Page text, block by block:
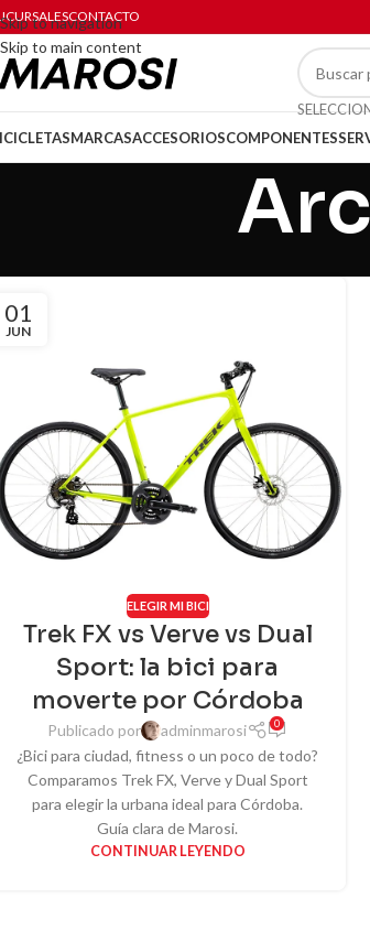
Skip to navigation
Skip to main content
CONTACTO
MARCASACCESORIOSCOMPONENTES
01
JUN
ELEGIR MI BICI
Trek FX vs Verve vs Dual
Sport: la bici para
moverte por Córdoba
Publicado por adminmarosi 0
¿Bici para ciudad, fitness o un poco de todo?
Comparamos Trek FX, Verve y Dual Sport
para elegir la urbana ideal para Córdoba.
Guía clara de Marosi.
CONTINUAR LEYENDO